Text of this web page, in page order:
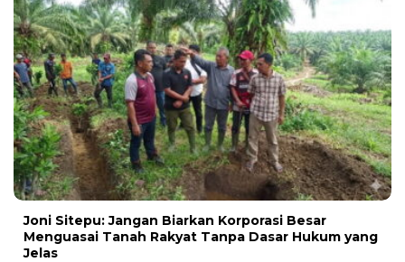
Joni Sitepu: Jangan Biarkan Korporasi Besar
Menguasai Tanah Rakyat Tanpa Dasar Hukum yang
Jelas